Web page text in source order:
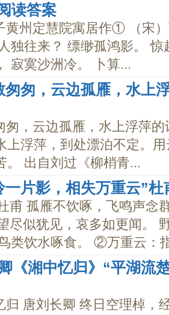
读答案
黄州定慧院寓居作① （宋
独往来？ 缥缈孤鸿影。
寂寞沙洲冷。 卜算...
匆匆，云边孤雁，水上
匆，云边孤雁，水上浮萍
上浮萍，到处漂泊不定。
。 出自刘过《柳梢青...
一片影，相失万重云”
甫 孤雁不饮啄，飞鸣声念
尽似犹见，哀多如更闻。
类饮水啄食。 ②万重云：
《湘中忆归》“平湖流
归 唐刘长卿 终日空理棹，